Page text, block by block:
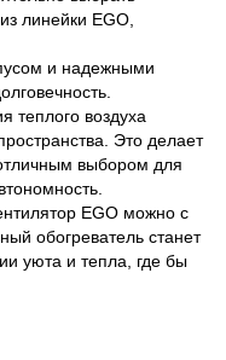
линейки EGO,
и надежными
теплого воздуха
Это делает
выбором для
EGO можно с
обогреватель станет
уюта и тепла, где бы